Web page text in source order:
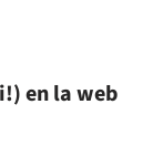
en la web